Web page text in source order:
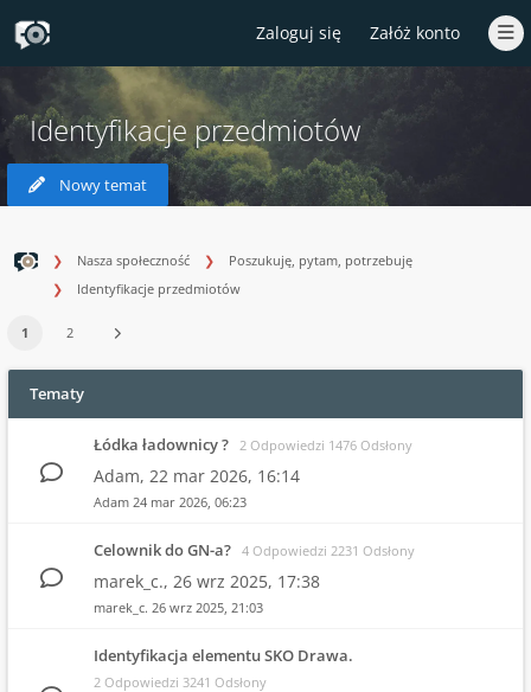
Zaloguj się Załóż konto
Identyfikacje przedmiotów
Nowy temat
Nasza społeczność
Poszukuję, pytam, potrzebuję
Identyfikacje przedmiotów
1 2
Tematy
Łódka ładownicy ? 2 Odpowiedzi 1476 Odsłony
Adam, 22 mar 2026, 16:14
Adam 24 mar 2026, 06:23
Celownik do GN-a? 4 Odpowiedzi 2231 Odsłony
marek_c., 26 wrz 2025, 17:38
marek_c. 26 wrz 2025, 21:03
Identyfikacja elementu SKO Drawa.
2 Odpowiedzi 3241 Odsłony